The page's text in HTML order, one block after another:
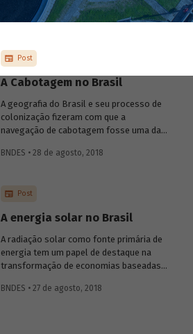
Post
A Cabotagem no Brasil
A geografia do Brasil e seu processo de
colonização fizeram com que a
navegação de cabotagem fosse uma das
protagonizasse o transporte de
BNDES • 28 de agosto, 2018
Post
A energia solar no Brasil
A radiação solar como fonte primária de
energia tem um papel de destaque na
transformação de economias baseadas
de baixo carbono, o que é imprescindível
BNDES • 27 de agosto, 2018